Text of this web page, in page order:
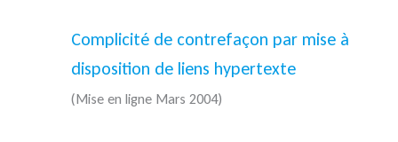
Complicité de contrefaçon par mise à
disposition de liens hypertexte
(Mise en ligne Mars 2004)